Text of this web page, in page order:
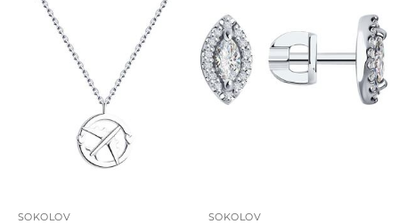
SOKOLOV SOKOLOV